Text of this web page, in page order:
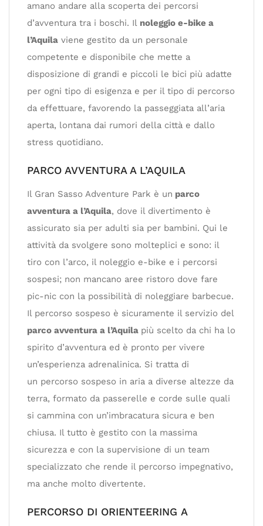
amano andare alla scoperta dei percorsi
d’avventura tra i boschi. Il noleggio e-bike a
l’Aquila viene gestito da un personale
competente e disponibile che mette a
disposizione di grandi e piccoli le bici più adatte
per ogni tipo di esigenza e per il tipo di percorso
da effettuare, favorendo la passeggiata all’aria
aperta, lontana dai rumori della città e dallo
stress quotidiano.
PARCO AVVENTURA A L’AQUILA
Il Gran Sasso Adventure Park è un parco
avventura a l’Aquila, dove il divertimento è
assicurato sia per adulti sia per bambini. Qui le
attività da svolgere sono molteplici e sono: il
tiro con l’arco, il noleggio e-bike e i percorsi
sospesi; non mancano aree ristoro dove fare
pic-nic con la possibilità di noleggiare barbecue.
Il percorso sospeso è sicuramente il servizio del
parco avventura a l’Aquila più scelto da chi ha lo
spirito d’avventura ed è pronto per vivere
un’esperienza adrenalinica. Si tratta di
un percorso sospeso in aria a diverse altezze da
terra, formato da passerelle e corde sulle quali
si cammina con un’imbracatura sicura e ben
chiusa. Il tutto è gestito con la massima
sicurezza e con la supervisione di un team
specializzato che rende il percorso impegnativo,
ma anche molto divertente.
PERCORSO DI ORIENTEERING A